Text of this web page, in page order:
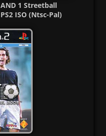
AND 1 Streetball
PS2 ISO (Ntsc-Pal)